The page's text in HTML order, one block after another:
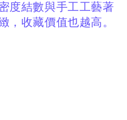
度結數與手工工藝著
，收藏價值也越高。